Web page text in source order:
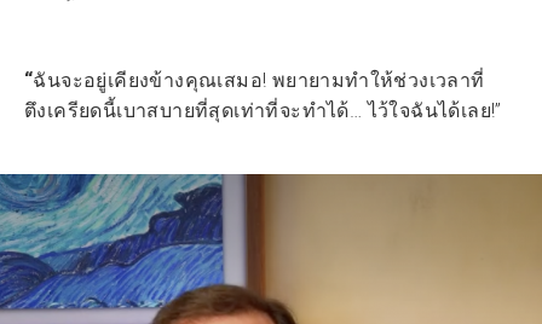
“ฉันจะอยู่เคียงข้างคุณเสมอ! พยายามทำให้ช่วงเวลาที่
ตึงเครียดนี้เบาสบายที่สุดเท่าที่จะทำได้… ไว้ใจฉันได้เลย!”